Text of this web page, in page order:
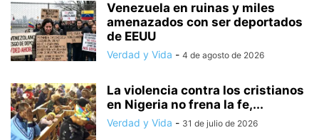
Venezuela en ruinas y miles
amenazados con ser deportados
de EEUU
Verdad y Vida - 4 de agosto de 2026
La violencia contra los cristianos
en Nigeria no frena la fe,...
Verdad y Vida - 31 de julio de 2026